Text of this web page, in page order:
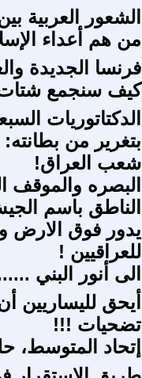
الشعور العربية
من هم أعداء
فرنسا الجديدة
كيف سنجمع شتات
الدكتاتوريات
بتغرير من
شعب العراق!
البصره والموقف
الناطق باسم
يدور فوق الارض
للعراقيين !
الى أنور البني
أيحق لليساريين
تضحيات !!!
إتحاد المتوسط،